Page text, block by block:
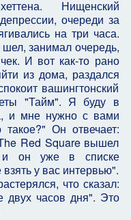
Нищенский
очереди за
на три часа.
занимал очередь,
И вот как-то рано
из дома, раздался
вашингтонский
"Тайм". Я буду в
и мне нужно с вами
Он отвечает:
Red Square вышел
он уже в списке
у вас интервью".
что сказал:
двух часов дня". Это